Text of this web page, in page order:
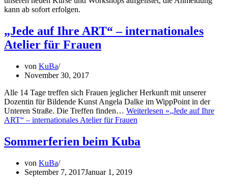
kann ab sofort erfolgen.
„Jede auf Ihre ART“ – internationales
Atelier für Frauen
von KuBa
November 30, 2017
Alle 14 Tage treffen sich Frauen jeglicher Herkunft mit unserer
Dozentin für Bildende Kunst Angela Dalke im WippPoint in der
Unteren Straße. Die Treffen finden… Weiterlesen »„Jede auf Ihre
ART“ – internationales Atelier für Frauen
Sommerferien beim Kuba
von KuBa
September 7, 2017Januar 1, 2019